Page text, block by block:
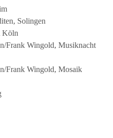
Solingen
Köln
Frank Wingold, Musiknacht
Frank Wingold, Mosaik